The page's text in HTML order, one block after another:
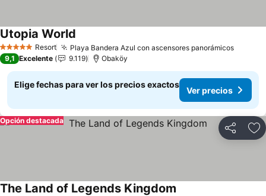
5 Estrellas Resort Playa Bandera Azul con ascensores panorámicosVer
Utopia World
9,1 Excelente 9.119 Obaköy
Elige fechas para ver los precios exactos
Ver precios
Compartir
Opción destacada
The Land of Legends Kingdom